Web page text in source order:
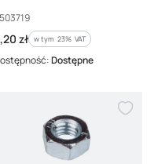
producenta
brutto
zł w tym %s VAT
w tym 23% VAT
Dostępne